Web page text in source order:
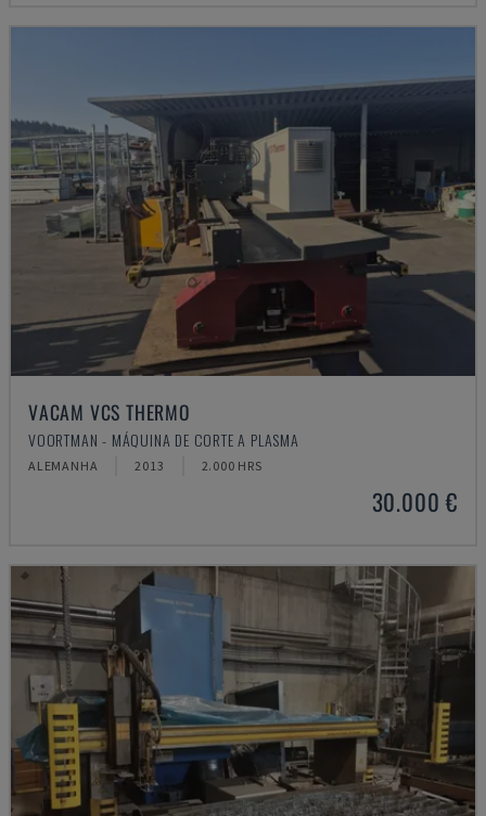
VACAM VCS THERMO
VOORTMAN - MÁQUINA DE CORTE A PLASMA
ALEMANHA 2013 2.000 HRS
30.000 €